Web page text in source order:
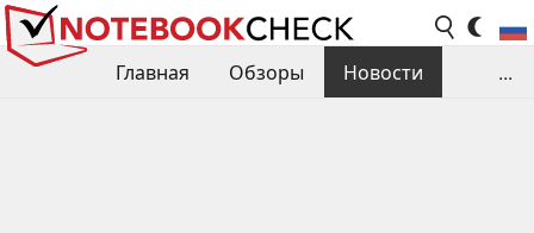
Главная Обзоры
Новости
...